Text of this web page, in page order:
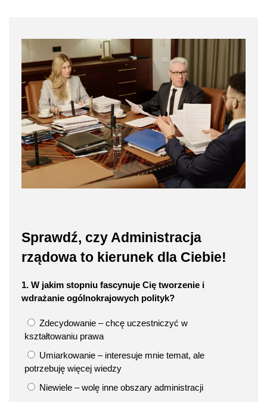
Sprawdź, czy Administracja
rządowa to kierunek dla Ciebie!
1. W jakim stopniu fascynuje Cię tworzenie i
wdrażanie ogólnokrajowych polityk?
Zdecydowanie – chcę uczestniczyć w
kształtowaniu prawa
Umiarkowanie – interesuje mnie temat, ale
potrzebuję więcej wiedzy
Niewiele – wolę inne obszary administracji